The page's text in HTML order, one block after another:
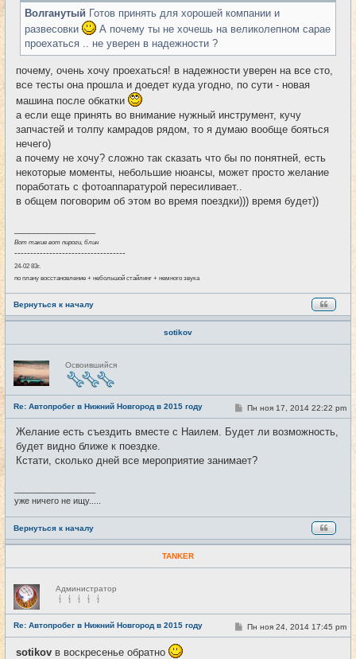
е
н
е
Волганутый Готов принять для хорошей компании и
развесовки
А почему ты не хочешь на великолепном сарае
проехаться .. не уверен в надежности ?
почему, очень хочу проехаться! в надежности уверен на все сто,
все тесты она прошла и доедет куда угодно, по сути - новая
машина после обкатки
а если еще принять во внимание нужный инструмент, кучу
запчастей и толпу камрадов рядом, то я думаю вообще бояться
нечего)
а почему не хочу? сложно так сказать что бы по понятней, есть
некоторые моменты, небольшие нюансы, может просто желание
поработать с фотоаппаратурой пересиливает..
в общем поговорим об этом во время поездки))) время будет))
Вот такие вот пироги, блин
-----------------------------------
24-02 83г.
по плану восстановление + небольшой стайлинг + немного звука
Вернуться к началу
sotikov
Н
е
в
с
е
т
и
Освоившийся
Re: Автопробег в Нижний Новгород в 2015 году #15
С
о
б
н
Пн ноя 17, 2014 22:22 pm
Желание есть съездить вместе с Наилем. Будет ли возможность,
будет видно ближе к поездке.
Кстати, сколько дней все мероприятие занимает?
уже ничего не ищу.....
Вернуться к началу
TANKER
Н
е
в
с
е
т
и
Администратор
Re: Автопробег в Нижний Новгород в 2015 году #16
С
о
Пн ноя 24, 2014 17:45 pm
sotikov в воскресенье обратно